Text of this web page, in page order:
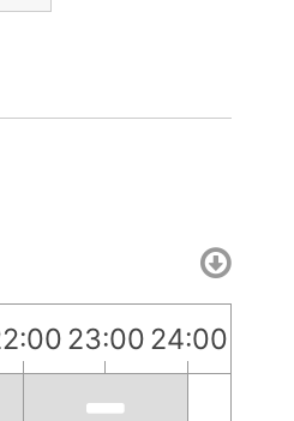
23:00 24:00